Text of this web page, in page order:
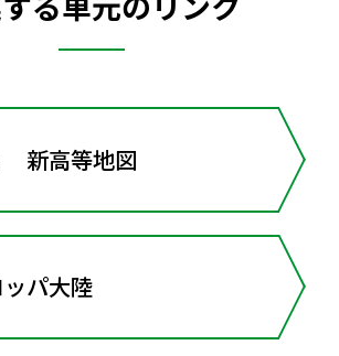
新高等地図
パ大陸